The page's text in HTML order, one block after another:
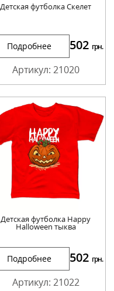
Детская футболка Скелет
Подробнее 502 грн.
Артикул: 21020
Детская футболка Happy
Halloween тыква
Подробнее 502 грн.
Артикул: 21022